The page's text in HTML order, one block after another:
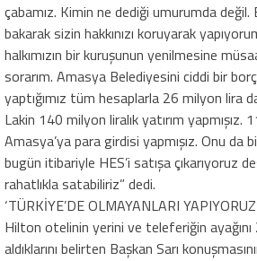
çabamız. Kimin ne dediği umurumda değil.
bakarak sizin hakkınızı koruyarak
halkımızın bir kuruşunun yenilmesine
sorarım. Amasya Belediyesini ciddi bir
yaptığımız tüm hesaplarla 26 milyon lira
Lakin 140 milyon liralık yatırım yapmışız.
Amasya’ya para girdisi yapmışız. Onu da
bugün itibariyle HES’i satışa çıkarıyoruz
rahatlıkla satabiliriz” dedi.
‘TÜRKİYE’DE OLMAYANLARI
Hilton otelinin yerini ve teleferiğin
aldıklarını belirten Başkan Sarı